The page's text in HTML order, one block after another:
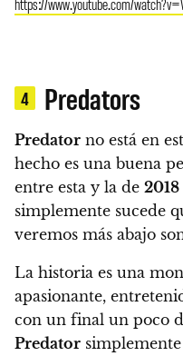
4 Predators
Predator no está en
hecho es una buena
entre esta y la de 2018
simplemente sucede
veremos más abajo
La historia es una
apasionante,
con un final un poco
Predator